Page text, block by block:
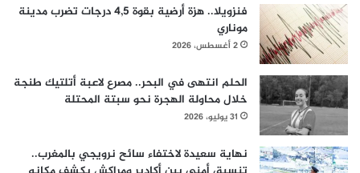
فنزويلا.. هزة أرضية بقوة 4,5 درجات تضرب مدينة
موناري
2 أغسطس، 2026
الحلم انتهى في البحر.. مصرع لاعبة أتلتيك طنجة
خلال محاولة الهجرة نحو سبتة المحتلة
31 يوليو، 2026
نهاية سعيدة لاختفاء سائح نرويجي بالمغرب..